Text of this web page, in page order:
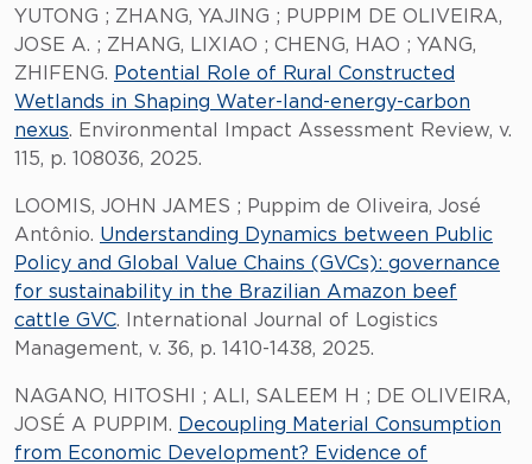
YUTONG ; ZHANG, YAJING ; PUPPIM DE OLIVEIRA,
JOSE A. ; ZHANG, LIXIAO ; CHENG, HAO ; YANG,
ZHIFENG. Potential Role of Rural Constructed
Wetlands in Shaping Water-land-energy-carbon
nexus. Environmental Impact Assessment Review, v.
115, p. 108036, 2025.
LOOMIS, JOHN JAMES ; Puppim de Oliveira, José
Antônio. Understanding Dynamics between Public
Policy and Global Value Chains (GVCs): governance
for sustainability in the Brazilian Amazon beef
cattle GVC. International Journal of Logistics
Management, v. 36, p. 1410-1438, 2025.
NAGANO, HITOSHI ; ALI, SALEEM H ; DE OLIVEIRA,
JOSÉ A PUPPIM. Decoupling Material Consumption
from Economic Development? Evidence of